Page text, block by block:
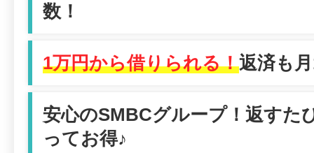
数！
1万円から借りられる！返済も
安心のSMBCグループ！返すた
ってお得♪